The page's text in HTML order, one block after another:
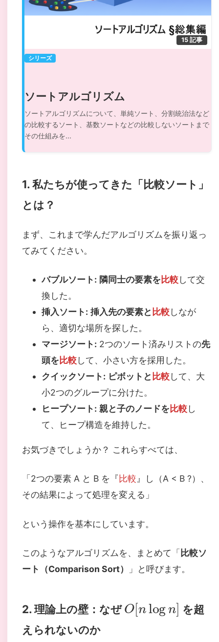
15 記事
シリーズ
ソートアルゴリズム
ソートアルゴリズムについて、単純ソート、分割統治法など
の比較するソート、基数ソートなどの比較しないソートまで
その仕組みを...
1. 私たちが使ってきた「比較ソート」
とは？
まず、これまで学んだアルゴリズムを振り返っ
てみてください。
バブルソート: 隣同士の要素を比較して交
換した。
挿入ソート: 挿入先の要素と 比較しなが
ら、適切な場所を探した。
マージソート: 2つのソート済みリストの先
頭を比較して、小さい方を採用した。
クイックソート: ピボットと 比較して、大
小2つのグループに分けた。
ヒープソート: 親と子のノードを比較し
て、ヒープ構造を維持した。
お気づきでしょうか？ これらすべては、
「2つの要素 A と B を『 比較』し（A < B ?）、
その結果によって処理を変える」
という操作を基本にしています。
このようなアルゴリズムを、まとめて「 比較ソ
ート（Comparison Sort）
」と呼びます。
2. 理論上の壁：なぜ
O[ log
を超
えられないのか